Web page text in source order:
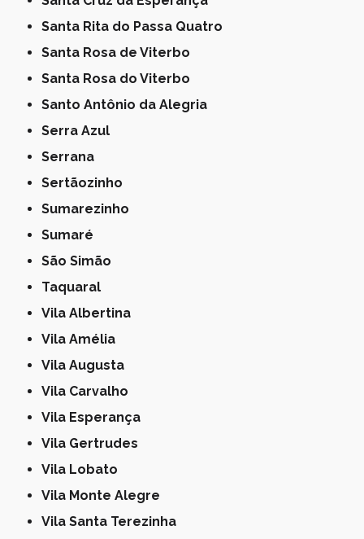
Santa Rita do Passa Quatro
Santa Rosa de Viterbo
Santa Rosa do Viterbo
Santo Antônio da Alegria
Serra Azul
Serrana
Sertãozinho
Sumarezinho
Sumaré
São Simão
Taquaral
Vila Albertina
Vila Amélia
Vila Augusta
Vila Carvalho
Vila Esperança
Vila Gertrudes
Vila Lobato
Vila Monte Alegre
Vila Santa Terezinha